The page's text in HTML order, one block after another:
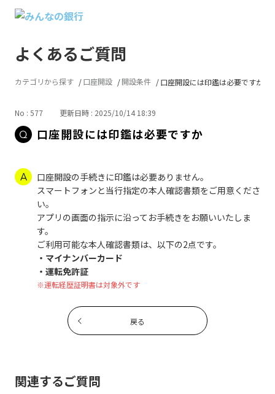
よくあるご質問
カテゴリから探す 口座開設 開設条件 口座開設には印鑑は必要ですか
No : 577 更新日時 : 2025/10/14 18:39
口座開設には印鑑は必要ですか
口座開設の手続きに印鑑は必要ありません。
スマートフォンと当行指定の本人確認書類をご用意くださ
い。
アプリの画面の指示に沿ってお手続きをお願いいたしま
す。
ご利用可能な本人確認書類は、以下の2点です。
・マイナンバーカード
・運転免許証
※運転経歴証明書は対象外です
戻る
関連するご質問